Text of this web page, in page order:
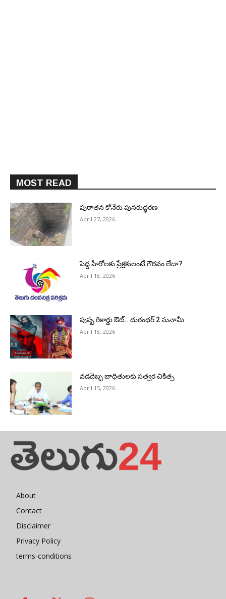
MOST READ
పురాత‌న కోనేరు పున‌రుద్ధ‌ర‌ణ
April 27, 2026
పెద్ద హీరోల‌కు ప్రేక్ష‌కులంటే గౌర‌వం లేదా?
April 18, 2026
పుష్ప రికార్డు ఔట్‌.. దురంధ‌ర్ 2 సునామీ
April 18, 2026
వడదెబ్బ బాధితులకు సత్వర చికిత్స
April 15, 2026
About
Contact
Disclaimer
Privacy Policy
terms-conditions